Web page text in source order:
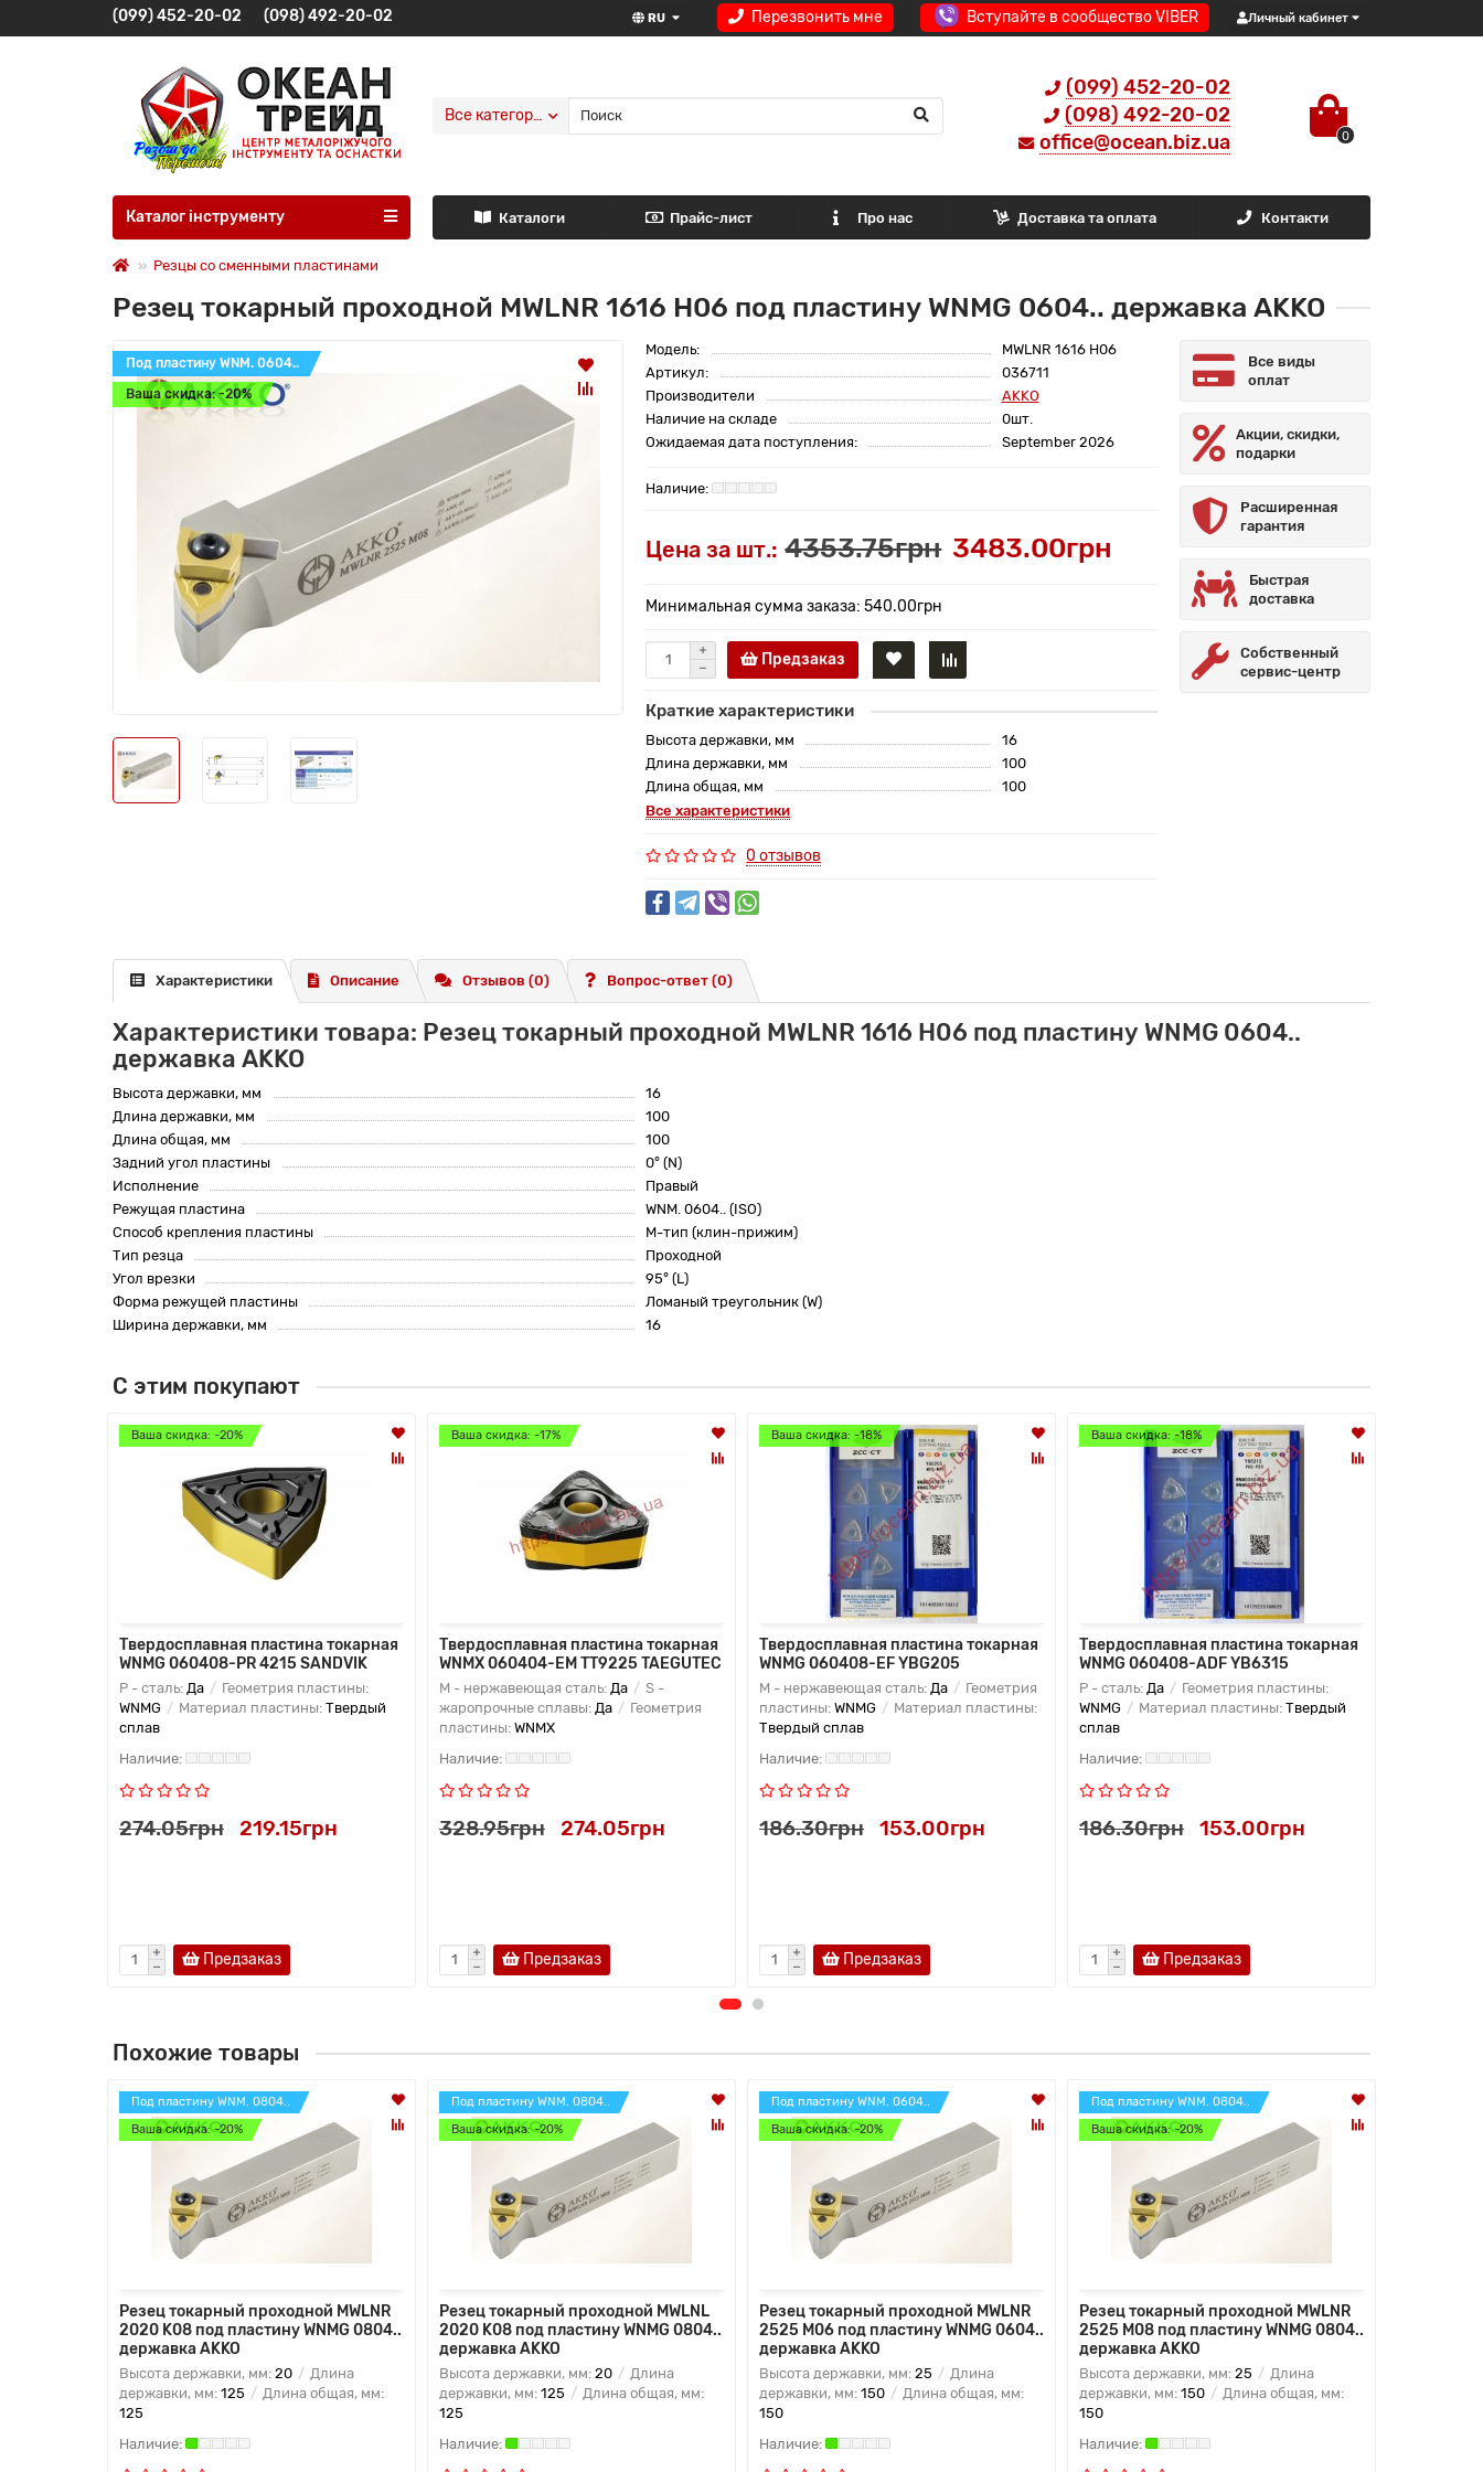
Перезвонить мне Вступайте в сообщество VIBER Личный кабинет
RU
(099) 452-20-02 (098) 492-20-02
(099) 452-20-02
(098) 492-20-02
office@ocean.biz.ua
0
Все категории
Каталог інструменту Каталоги Прайс-лист Про нас Доставка та оплата Контакти
Резцы со сменными пластинами
Резец токарный проходной MWLNR 1616 H06 под пластину WNMG 0604.. державка AKKO
Под пластину WNM. 0604..
Ваша скидка: -20%
Модель:
MWLNR 1616 H06
Артикул:
036711
Производители
AKKO
Наличие на складе
0шт.
Ожидаемая дата поступления:
September 2026
Цена за шт.: 4353.75грн 3483.00грн
Минимальная сумма заказа: 540.00грн
Предзаказ
Краткие характеристики
Высота державки, мм
16
Длина державки, мм
100
Длина общая, мм
100
Все характеристики
0 отзывов
Все виды
оплат
Акции, скидки,
подарки
Расширенная
гарантия
Быстрая
доставка
Собственный
сервис-центр
Характеристики Описание Отзывов (0) Вопрос-ответ (0)
Характеристики товара: Резец токарный проходной MWLNR 1616 H06 под пластину WNMG 0604..
державка AKKO
Высота державки, мм
16
Длина державки, мм
100
Длина общая, мм
100
Задний угол пластины
0° (N)
Исполнение
Правый
Режущая пластина
WNM. 0604.. (ISO)
Способ крепления пластины
M-тип (клин-прижим)
Тип резца
Проходной
Угол врезки
95° (L)
Форма режущей пластины
Ломаный треугольник (W)
Ширина державки, мм
16
С этим покупают
Ваша скидка: -20%
Твердосплавная пластина токарная
WNMG 060408-PR 4215 SANDVIK
P - сталь: Да
Геометрия пластины:
WNMG
Материал пластины: Твердый
сплав
274.05грн 219.15грн
Предзаказ
Ваша скидка: -17%
Твердосплавная пластина токарная
WNMX 060404-EM TT9225 TAEGUTEC
M - нержавеющая сталь: Да
S -
жаропрочные сплавы: Да
Геометрия
пластины: WNMX
328.95грн 274.05грн
Предзаказ
Ваша скидка: -18%
Твердосплавная пластина токарная
WNMG 060408-EF YBG205
M - нержавеющая сталь: Да
Геометрия
пластины: WNMG
Материал пластины:
Твердый сплав
186.30грн 153.00грн
Предзаказ
Ваша скидка: -18%
Твердосплавная пластина токарная
WNMG 060408-ADF YB6315
P - сталь: Да
Геометрия пластины:
WNMG
Материал пластины: Твердый
сплав
186.30грн 153.00грн
Предзаказ
Похожие товары
Под пластину WNM. 0804..
Ваша скидка: -20%
Резец токарный проходной MWLNR
2020 K08 под пластину WNMG 0804..
державка AKKO
Высота державки, мм: 20
Длина
державки, мм: 125
Длина общая, мм:
125
Под пластину WNM. 0804..
Ваша скидка: -20%
Резец токарный проходной MWLNL
2020 K08 под пластину WNMG 0804..
державка AKKO
Высота державки, мм: 20
Длина
державки, мм: 125
Длина общая, мм:
125
Под пластину WNM. 0604..
Ваша скидка: -20%
Резец токарный проходной MWLNR
2525 M06 под пластину WNMG 0604..
державка AKKO
Высота державки, мм: 25
Длина
державки, мм: 150
Длина общая, мм:
150
Под пластину WNM. 0804..
Ваша скидка: -20%
Резец токарный проходной MWLNR
2525 M08 под пластину WNMG 0804..
державка AKKO
Высота державки, мм: 25
Длина
державки, мм: 150
Длина общая, мм:
150